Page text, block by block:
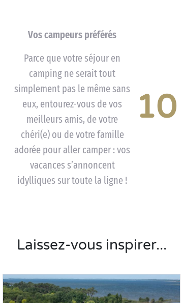
10
Vos campeurs préférés
Parce que votre séjour en
camping ne serait tout
simplement pas le même sans
eux, entourez-vous de vos
meilleurs amis, de votre
chéri(e) ou de votre famille
adorée pour aller camper : vos
vacances s’annoncent
idylliques sur toute la ligne !
Laissez-vous inspirer...